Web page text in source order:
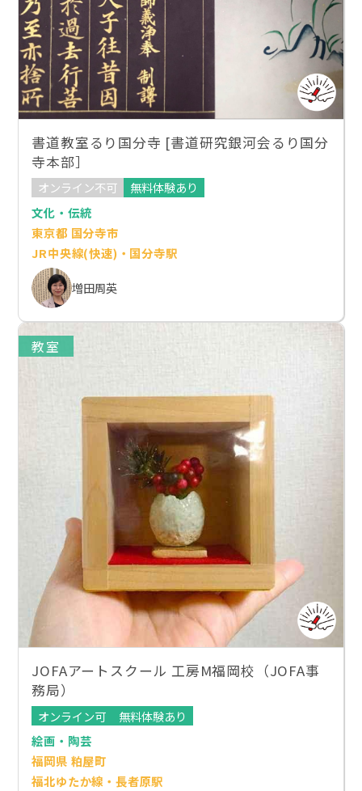
書道教室るり国分寺 [書道研究銀河会るり国分
寺本部］
オンライン不可
無料体験あり
文化・伝統
東京都 国分寺市
JR中央線(快速)・国分寺駅
増田周英
教室
JOFAアートスクール 工房M福岡校（JOFA事
務局）
オンライン可
無料体験あり
絵画・陶芸
福岡県 粕屋町
福北ゆたか線・長者原駅